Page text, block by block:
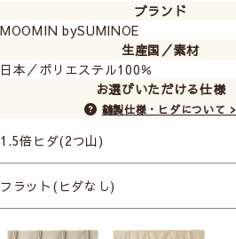
ブランド
MOOMIN bySUMINOE
生産国／素材
日本／ポリエステル100％
お選びいただける仕様
縫製仕様・ヒダについて >
1.5倍ヒダ(2つ山)
├プレミアム縫製＋形状記憶
フラット(ヒダなし)